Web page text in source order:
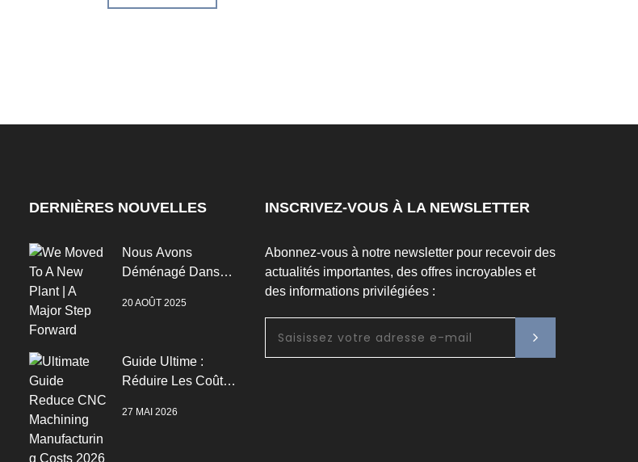
DERNIÈRES NOUVELLES
Nous Avons
Déménagé Dans
| Un Grand Pas En
20 AOÛT 2025
Guide Ultime :
Réduire Les Coûts
L’usinage CNC
27 MAI 2026
INSCRIVEZ-VOUS À LA NEWSLETTER
Abonnez-vous à notre newsletter pour recevoir des
actualités importantes, des offres incroyables et
des informations privilégiées :